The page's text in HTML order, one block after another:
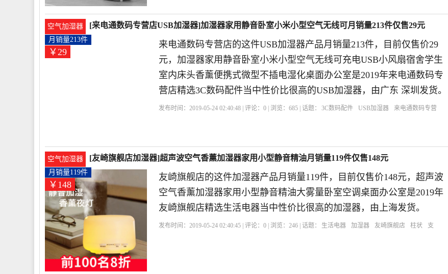
空气加湿器 [来电通数码专营店USB加湿器]加湿器家用静音卧室小米小型空气无线可月销量213件仅售29元
￥29
月销量213件
来电通数码专营店的这件USB加湿器产品月销量213件，目前仅售价29
元，加湿器家用静音卧室小米小型空气无线可充电USB小风扇宿舍学生
室内床头香薰便携式微型不插电湿化桌面办公室是2019年来电通数码专
营店精选3C数码配件当中性价比很高的USB加湿器，由广东 深圳发货。
发布时间：2019-05-24 02:40:48 | 评论：0 | 浏览：685 | 话题： 3C数码配件 USB加湿器
来电通数码专营
空气加湿器 [友崎旗舰店加湿器]超声波空气香薰加湿器家用小型静音精油月销量119件仅售148元
￥148
月销量119件
友崎旗舰店的这件加湿器产品月销量119件，目前仅售价148元，超声波
空气香薰加湿器家用小型静音精油大雾量卧室空调桌面办公室是2019年
友崎旗舰店精选生活电器当中性价比很高的加湿器，由上海发货。
发布时间：2019-05-24 02:40:45 | 评论：0 | 浏览：246 | 话题： 生活电器 加湿器 友崎旗舰店 柱状
支